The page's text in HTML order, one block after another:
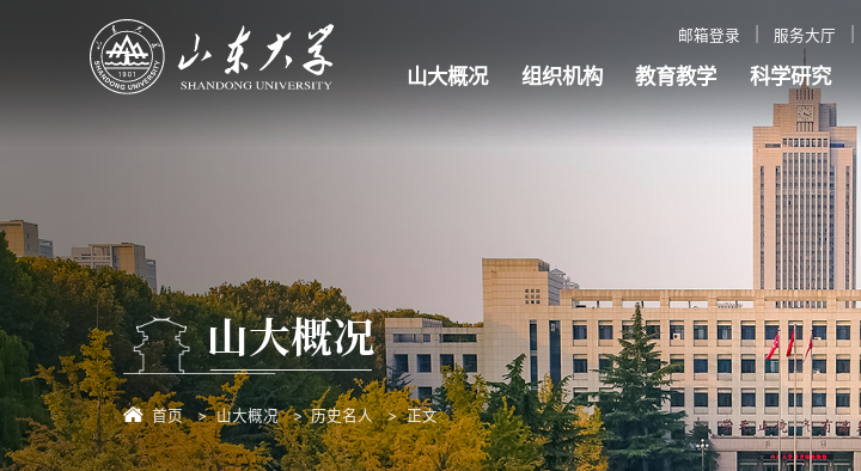
邮箱登录 服务大厅
山大概况 组织机构 教育教学 科学研究
山大概况
首页 山大概况 历史名人 正文